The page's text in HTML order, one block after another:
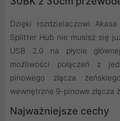
Dzięki rozdzielaczowi
Splitter Hub nie musisz się
USB 2.0 na płycie
możliwości połączeń z
pinowego złącza
wewnętrzne 9-pinowe złącza
Najważniejsze cechy